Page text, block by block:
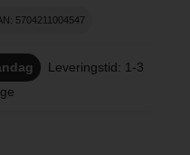
5704211004547
Leveringstid: 1-3